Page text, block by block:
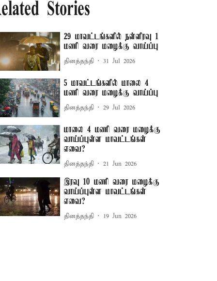
Stories
29 மாவட்டங்களில் நள்ளிரவு 1
மணி வரை மழைக்கு வாய்ப்பு
தினத்தந்தி 31 Jul 2026
5 மாவட்டங்களில் மாலை 4
மணி வரை மழைக்கு வாய்ப்பு
தினத்தந்தி 29 Jul 2026
மாலை 4 மணி வரை மழைக்கு
வாய்ப்புள்ள மாவட்டங்கள்
எவை?
தினத்தந்தி 21 Jun 2026
இரவு 10 மணி வரை மழைக்கு
வாய்ப்புள்ள மாவட்டங்கள்
எவை?
தினத்தந்தி 19 Jun 2026